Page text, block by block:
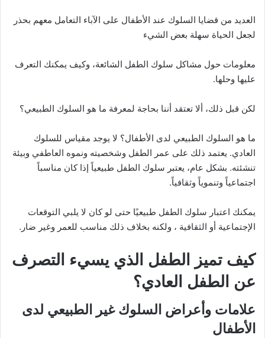
العديد من قضايا السلوك عند الأطفال على الآباء التعامل معهم بحذر
لجعل الحياة سهلة بعض الشيء
معلومات حول مشاكل سلوك الطفل الشائعة، وكيف يمكنك التعرف
عليها وحلها.
لكن قبل ذلك، ألا تعتقد أننا بحاجة لمعرفة ما هو السلوك الطبيعي؟
ما هو السلوك الطبيعي لدى الأطفال؟ لا يوجد مقياس للسلوك
العادي. يعتمد ذلك على عمر الطفل وشخصيته ونموه العاطفي وبيئة
تنشئته. بشكل عام، يعتبر سلوك الطفل طبيعياً إذا كان مناسباً
اجتماعياً وتنموياً وثقافياً.
يمكنك اعتبار سلوك الطفل طبيعيًا حتى لو كان لا يلبي التوقعات
الإجتماعية أو الثقافية ، ولكنه بخلاف ذلك مناسب للعمر وغير ضار.
كيف تميز الطفل الذي يسيء التصرف
عن الطفل العادي؟
علامات وأعراض السلوك غير الطبيعي لدى
الأطفال